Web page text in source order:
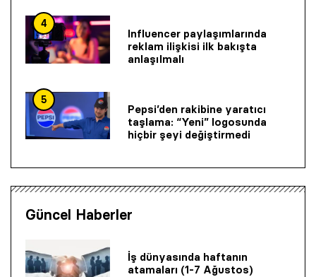
4
Influencer paylaşımlarında
reklam ilişkisi ilk bakışta
anlaşılmalı
5
Pepsi’den rakibine yaratıcı
taşlama: “Yeni” logosunda
hiçbir şeyi değiştirmedi
Güncel Haberler
İş dünyasında haftanın
atamaları (1-7 Ağustos)